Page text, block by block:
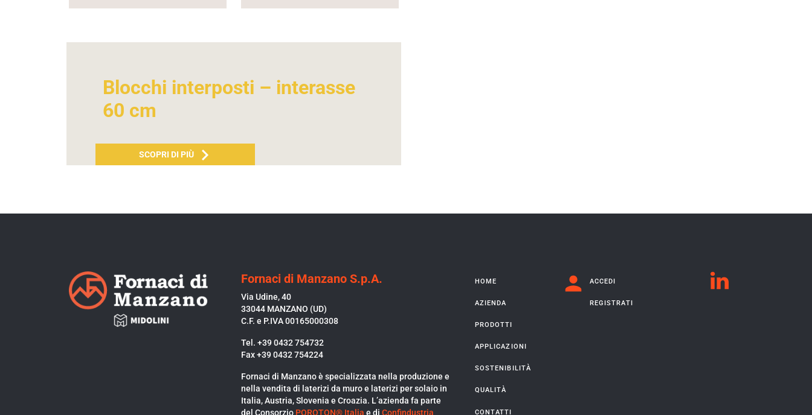
Blocchi interposti – interasse
60 cm
SCOPRI DI PIÙ
Fornaci di Manzano S.p.A.
Via Udine, 40
33044 MANZANO (UD)
C.F. e P.IVA 00165000308
Tel. +39 0432 754732
Fax +39 0432 754224
Fornaci di Manzano è specializzata nella produzione e
nella vendita di laterizi da muro e laterizi per solaio in
Italia, Austria, Slovenia e Croazia. L’azienda fa parte
del Consorzio POROTON® Italia e di Confindustria
HOME
AZIENDA
PRODOTTI
APPLICAZIONI
SOSTENIBILITÀ
QUALITÀ
CONTATTI
ACCEDI
REGISTRATI